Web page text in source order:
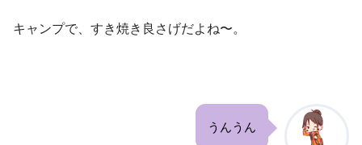
キャンプで、すき焼き良さげだよね〜。
うんうん